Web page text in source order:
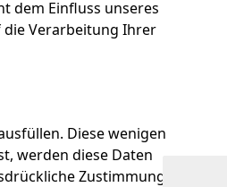
dem Einfluss unseres
die Verarbeitung Ihrer
Diese wenigen
werden diese Daten
Zustimmung